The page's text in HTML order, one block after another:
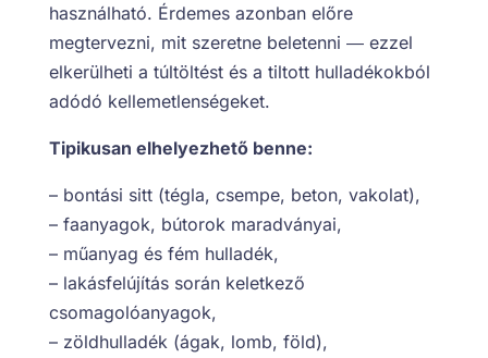
használható. Érdemes azonban előre
megtervezni, mit szeretne beletenni ― ezzel
elkerülheti a túltöltést és a tiltott hulladékokból
adódó kellemetlenségeket.
Tipikusan elhelyezhető benne:
– bontási sitt (tégla, csempe, beton, vakolat),
– faanyagok, bútorok maradványai,
– műanyag és fém hulladék,
– lakásfelújítás során keletkező
csomagolóanyagok,
– zöldhulladék (ágak, lomb, föld),